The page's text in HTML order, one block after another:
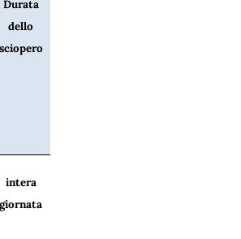
Durata
dello
sciopero
intera
giornata